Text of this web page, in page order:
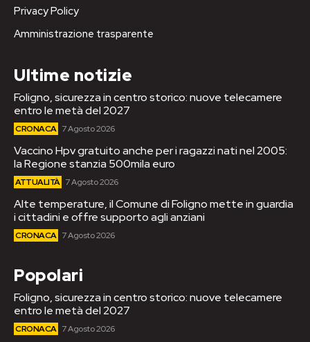
Privacy Policy
Amministrazione trasparente
Ultime notizie
Foligno, sicurezza in centro storico: nuove telecamere
entro le metà del 2027
CRONACA 7 Agosto 2026
Vaccino Hpv gratuito anche per i ragazzi nati nel 2005:
la Regione stanzia 500mila euro
ATTUALITÀ 7 Agosto 2026
Alte temperature, il Comune di Foligno mette in guardia
i cittadini e offre supporto agli anziani
CRONACA 7 Agosto 2026
Popolari
Foligno, sicurezza in centro storico: nuove telecamere
entro le metà del 2027
CRONACA 7 Agosto 2026